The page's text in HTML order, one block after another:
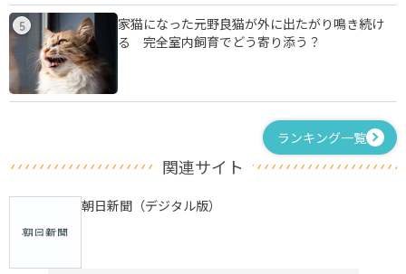
5
家猫になった元野良猫が外に出たがり鳴き続け
る 完全室内飼育でどう寄り添う？
ランキング一覧
関連サイト
朝日新聞（デジタル版）